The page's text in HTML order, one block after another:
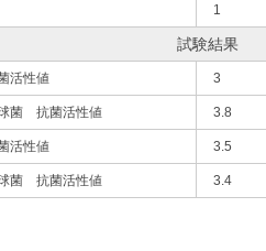
1
試験結果
活性値 3
菌 抗菌活性値 3.8
活性値 3.5
菌 抗菌活性値 3.4